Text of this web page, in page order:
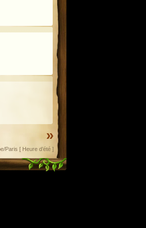
»
Paris [ Heure d’été ]